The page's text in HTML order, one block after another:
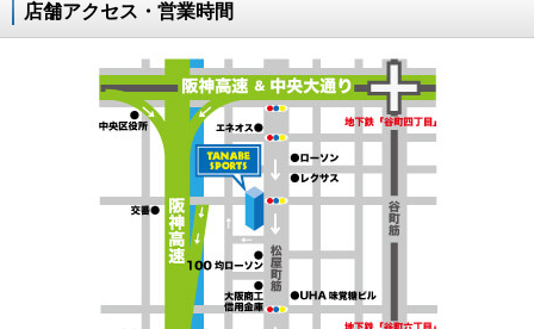
店舗アクセス・営業時間